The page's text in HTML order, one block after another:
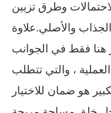
وطرق تزيين
والأصلي.علاوة
هنا فقط في الجوانب
، والتي تتطلب
هو ضمان للاختيار